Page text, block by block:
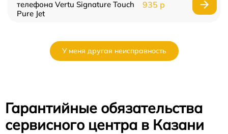
телефона Vertu Signature Touch
Pure Jet
935 р
У меня другая неисправность
Гарантийные обязательства
сервисного центра в Казани